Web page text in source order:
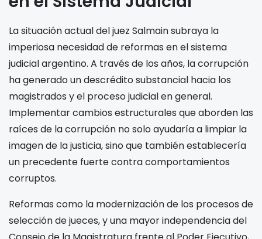
La situación actual del juez Salmain subraya la
imperiosa necesidad de reformas en el sistema
judicial argentino. A través de los años, la corrupción
ha generado un descrédito substancial hacia los
magistrados y el proceso judicial en general.
Implementar cambios estructurales que aborden las
raíces de la corrupción no solo ayudaría a limpiar la
imagen de la justicia, sino que también establecería
un precedente fuerte contra comportamientos
corruptos.
Reformas como la modernización de los procesos de
selección de jueces, y una mayor independencia del